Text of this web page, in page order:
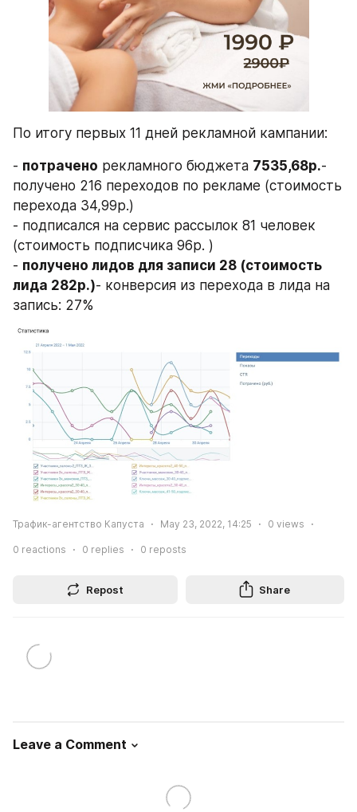
По итогу первых 11 дней рекламной кампании:
- потрачено рекламного бюджета 7535,68р.-
получено 216 переходов по рекламе (стоимость
перехода 34,99р.)
- подписался на сервис рассылок 81 человек
(стоимость подписчика 96р. )
- получено лидов для записи 28 (стоимость
лида 282р.)- конверсия из перехода в лида на
запись: 27%
Трафик-агентство Капуста May 23, 2022, 14:25 0 views
0 reactions 0 replies 0 reposts
Repost Share
Leave a Comment